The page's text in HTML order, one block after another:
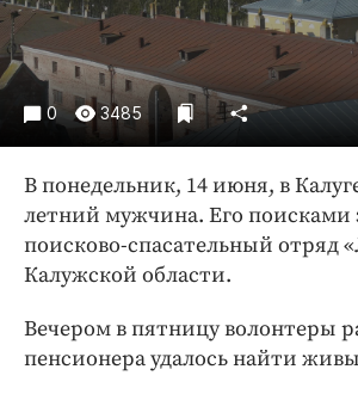
Происшествия
Спорт
Экономика и бизнес
ПРОЕКТЫ
Блоги
Издания
Медиаперсона
Интересное чтиво
Клиника года
Бренд года
0 3485
В понедельник, 14 июня, в
летний мужчина. Его поисками
поисково-спасательный отряд
Калужской области.
Вечером в пятницу волонтеры
пенсионера удалось найти